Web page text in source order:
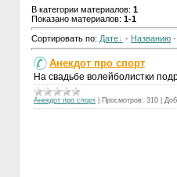
В категории материалов: 1
Показано материалов: 1-1
Сортировать по: Дате · Названию
Анекдот про спорт
На свадьбе волейболистки
Анекдот про спорт Просмотров: 310